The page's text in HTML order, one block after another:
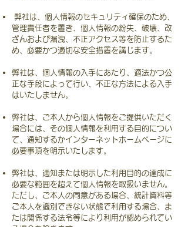
弊社は、個人情報のセキュリティ確保のため、
管理責任者を置き、個人情報の紛失、破壊、改
ざんおよび漏洩、 不正アクセス等を防止するた
め、必要かつ適切な安全措置を講じます。
弊社は、個人情報の入手にあたり、適法かつ公
正な手段によって行い、不正な方法による入手
はいたしません。
弊社は、ご本人から個人情報をご提供いただく
場合には、その個人情報を利用する目的につい
て、 通知するかインターネットホームページに
必要事項を明示いたします。
弊社は、通知または明示した利用目的の達成に
必要な範囲を超えて個人情報を取扱いません。
ただし、ご本人の同意がある場合、統計資料等
ご本人を識別できない状態で利用する場合、 ま
たは関係する法令等により利用が認められてい
る場合を除きます。